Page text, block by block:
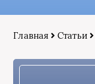
Главная Статьи